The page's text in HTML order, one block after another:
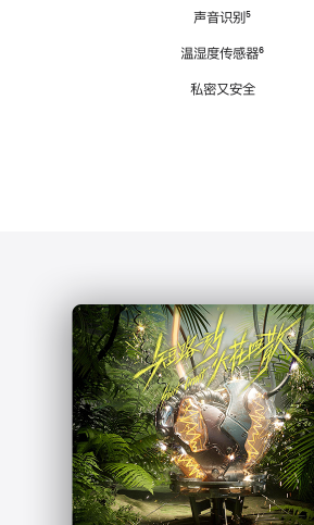
声音识别脚
⁵
温湿度传感器脚
⁶
私密又安全